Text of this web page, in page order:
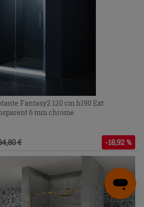
Fantasy2 120 cm h190 Ext
6 mm chrome
€ -18,92 %